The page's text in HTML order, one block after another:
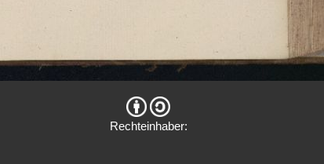
Rechteinhaber: